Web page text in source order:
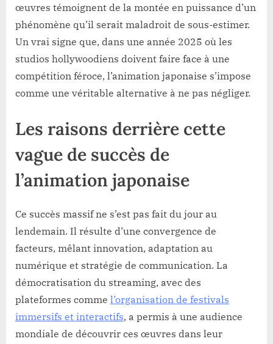
œuvres témoignent de la montée en puissance d’un
phénomène qu’il serait maladroit de sous-estimer.
Un vrai signe que, dans une année 2025 où les
studios hollywoodiens doivent faire face à une
compétition féroce, l’animation japonaise s’impose
comme une véritable alternative à ne pas négliger.
Les raisons derrière cette
vague de succès de
l’animation japonaise
Ce succès massif ne s’est pas fait du jour au
lendemain. Il résulte d’une convergence de
facteurs, mêlant innovation, adaptation au
numérique et stratégie de communication. La
démocratisation du streaming, avec des
plateformes comme l’organisation de festivals
immersifs et interactifs, a permis à une audience
mondiale de découvrir ces œuvres dans leur